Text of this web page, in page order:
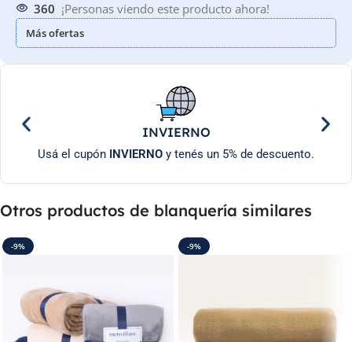
360 ¡Personas viendo este producto ahora!
Más ofertas
INVIERNO
Usá el cupón INVIERNO y tenés un 5% de descuento.
Otros productos de blanquería similares
-9% -9%